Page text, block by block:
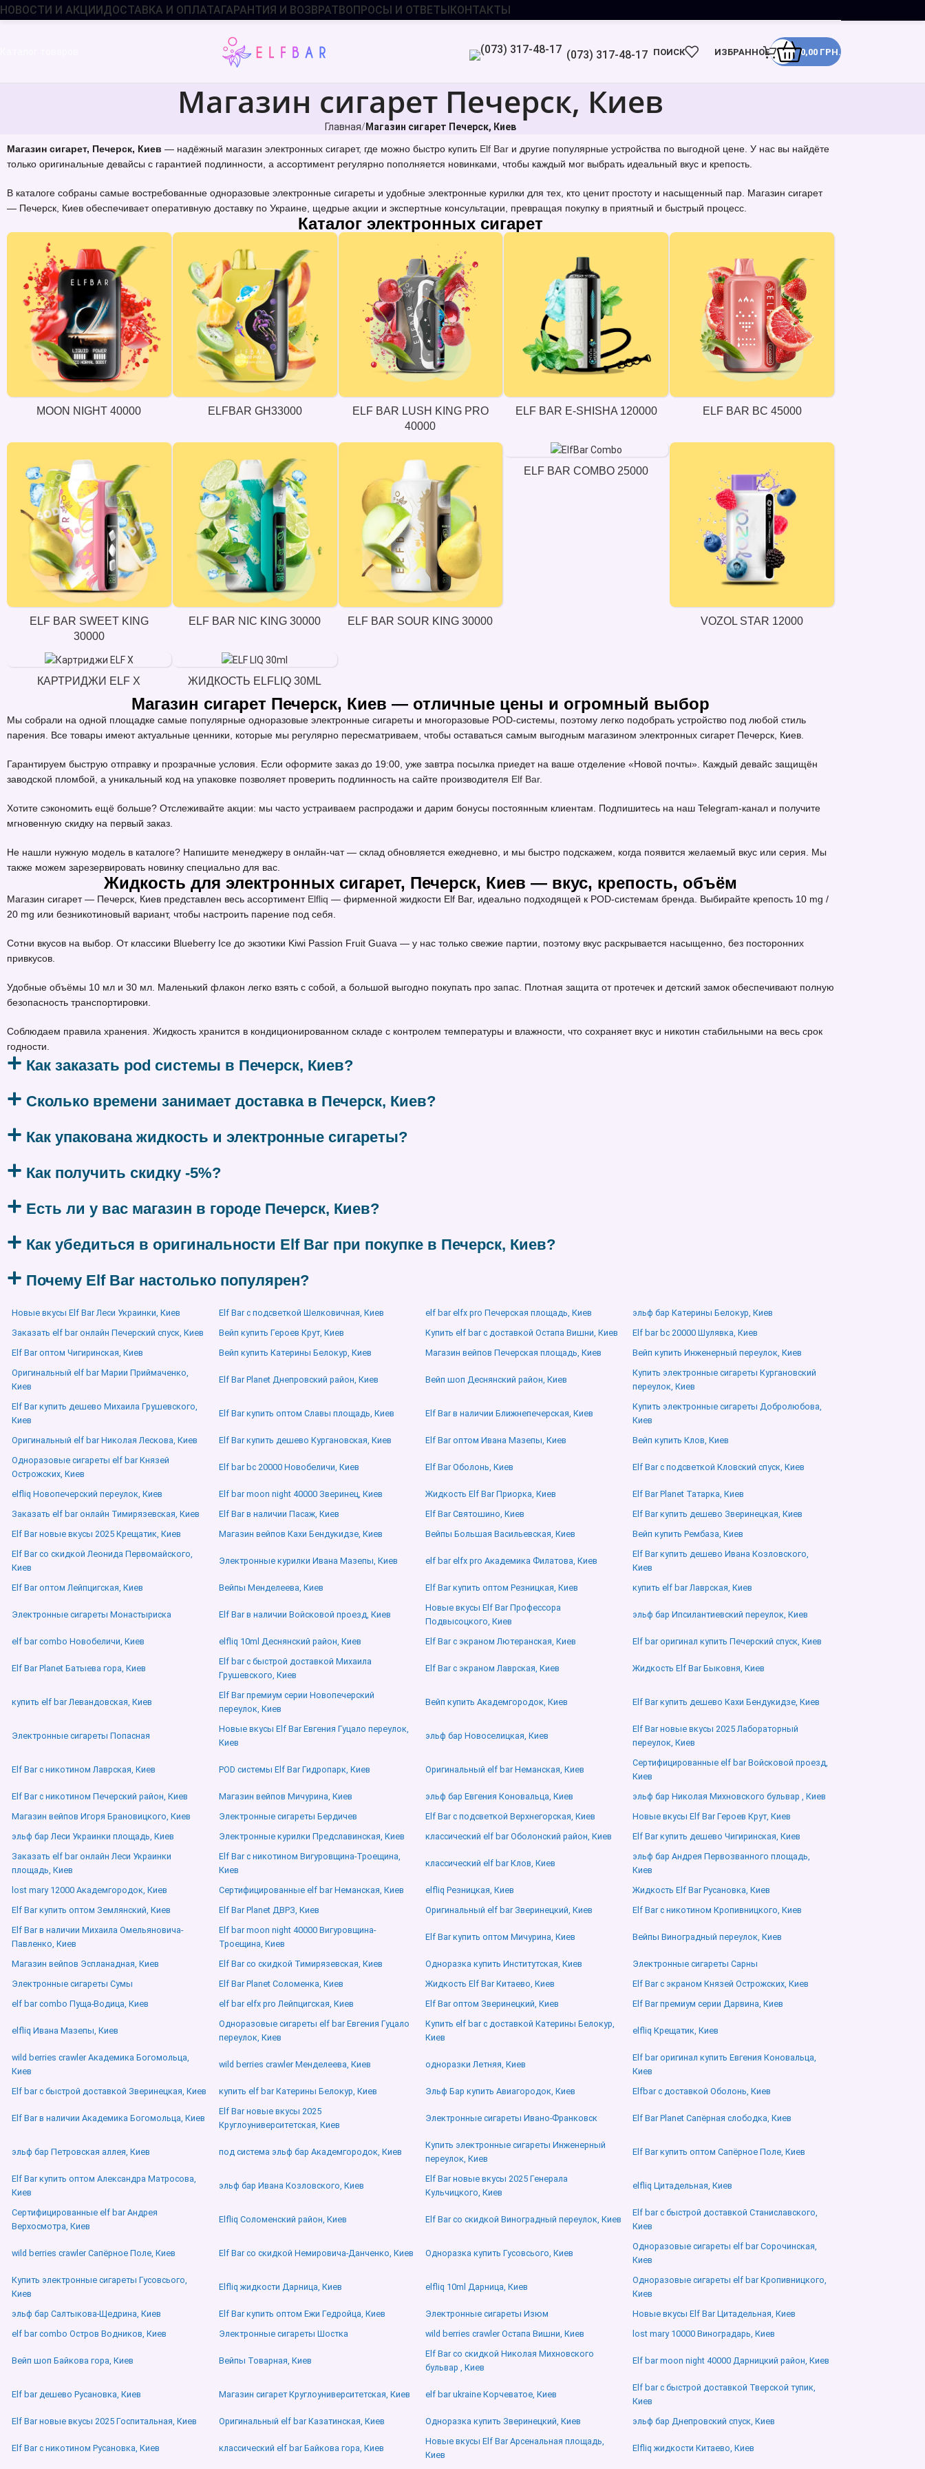
НОВОСТИ И АКЦИИДОСТАВКА И ОПЛАТАГАРАНТИЯ И ВОЗВРАТВОПРОСЫ И ОТВЕТЫКОНТАКТЫ
(073) 317-48-17 ПОИСК ИЗБРАННОЕ 0,00 ГРН.
Магазин сигарет Печерск, Киев
Главная
Магазин сигарет Печерск, Киев
Магазин сигарет, Печерск, Киев — надёжный магазин электронных сигарет, где можно быстро купить Elf Bar и другие популярные устройства по выгодной цене. У нас вы найдёте
только оригинальные девайсы с гарантией подлинности, а ассортимент регулярно пополняется новинками, чтобы каждый мог выбрать идеальный вкус и крепость.
В каталоге собраны самые востребованные одноразовые электронные сигареты и удобные электронные курилки для тех, кто ценит простоту и насыщенный пар. Магазин сигарет
— Печерск, Киев обеспечивает оперативную доставку по Украине, щедрые акции и экспертные консультации, превращая покупку в приятный и быстрый процесс.
Каталог электронных сигарет
MOON NIGHT 40000 ELFBAR GH33000
ELF BAR LUSH KING PRO
40000
ELF BAR E-SHISHA 120000 ELF BAR BC 45000
ELF BAR SWEET KING
30000
ELF BAR NIC KING 30000 ELF BAR SOUR KING 30000
ELF BAR COMBO 25000
VOZOL STAR 12000
КАРТРИДЖИ ELF X ЖИДКОСТЬ ELFLIQ 30ML
Магазин сигарет Печерск, Киев — отличные цены и огромный выбор
Мы собрали на одной площадке самые популярные одноразовые электронные сигареты и многоразовые POD-системы, поэтому легко подобрать устройство под любой стиль
парения. Все товары имеют актуальные ценники, которые мы регулярно пересматриваем, чтобы оставаться самым выгодным магазином электронных сигарет Печерск, Киев.
Гарантируем быструю отправку и прозрачные условия. Если оформите заказ до 19:00, уже завтра посылка приедет на ваше отделение «Новой почты». Каждый девайс защищён
заводской пломбой, а уникальный код на упаковке позволяет проверить подлинность на сайте производителя Elf Bar.
Хотите сэкономить ещё больше? Отслеживайте акции: мы часто устраиваем распродажи и дарим бонусы постоянным клиентам. Подпишитесь на наш Telegram-канал и получите
мгновенную скидку на первый заказ.
Не нашли нужную модель в каталоге? Напишите менеджеру в онлайн-чат — склад обновляется ежедневно, и мы быстро подскажем, когда появится желаемый вкус или серия. Мы
также можем зарезервировать новинку специально для вас.
Жидкость для электронных сигарет, Печерск, Киев — вкус, крепость, объём
Магазин сигарет — Печерск, Киев представлен весь ассортимент Elfliq — фирменной жидкости Elf Bar, идеально подходящей к POD-системам бренда. Выбирайте крепость 10 mg /
20 mg или безникотиновый вариант, чтобы настроить парение под себя.
Сотни вкусов на выбор. От классики Blueberry Ice до экзотики Kiwi Passion Fruit Guava — у нас только свежие партии, поэтому вкус раскрывается насыщенно, без посторонних
привкусов.
Удобные объёмы 10 мл и 30 мл. Маленький флакон легко взять с собой, а большой выгодно покупать про запас. Плотная защита от протечек и детский замок обеспечивают полную
безопасность транспортировки.
Соблюдаем правила хранения. Жидкость хранится в кондиционированном складе с контролем температуры и влажности, что сохраняет вкус и никотин стабильными на весь срок
годности.
Как заказать pod системы в Печерск, Киев?
Сколько времени занимает доставка в Печерск, Киев?
Как упакована жидкость и электронные сигареты?
Как получить скидку -5%?
Есть ли у вас магазин в городе Печерск, Киев?
Как убедиться в оригинальности Elf Bar при покупке в Печерск, Киев?
Почему Elf Bar настолько популярен?
Новые вкусы Elf Bar Леси Украинки, Киев Elf Bar с подсветкой Шелковичная, Киев elf bar elfx pro Печерская площадь, Киев
эльф бар Катерины Белокур, Киев
Заказать elf bar онлайн Печерский спуск, Киев
Вейп купить Героев Крут, Киев Купить elf bar с доставкой Остапа Вишни, Киев
Elf bar bc 20000 Шулявка, Киев
Elf Bar оптом Чигиринская, Киев
Вейп купить Катерины Белокур, Киев Магазин вейпов Печерская площадь, Киев
Вейп купить Инженерный переулок, Киев
Оригинальный elf bar Марии Приймаченко,
Киев
Elf Bar Planet Днепровский район, Киев Вейп шоп Деснянский район, Киев
Купить электронные сигареты Кургановский
переулок, Киев
Elf Bar купить дешево Михаила Грушевского,
Киев
Elf Bar купить оптом Славы площадь, Киев Elf Bar в наличии Ближнепечерская, Киев
Купить электронные сигареты Добролюбова,
Киев
Оригинальный elf bar Николая Лескова, Киев
Elf Bar купить дешево Кургановская, Киев Elf Bar оптом Ивана Мазепы, Киев
Вейп купить Клов, Киев
Одноразовые сигареты elf bar Князей
Острожских, Киев
Elf bar bc 20000 Новобеличи, Киев Elf Bar Оболонь, Киев Elf Bar с подсветкой Кловский спуск, Киев
elfliq Новопечерский переулок, Киев Elf bar moon night 40000 Зверинец, Киев Жидкость Elf Bar Приорка, Киев
Elf Bar Planet Татарка, Киев
Заказать elf bar онлайн Тимирязевская, Киев
Elf Bar в наличии Пасаж, Киев Elf Bar Святошино, Киев
Elf Bar купить дешево Зверинецкая, Киев
Elf Bar новые вкусы 2025 Крещатик, Киев
Магазин вейпов Кахи Бендукидзе, Киев Вейпы Большая Васильевская, Киев
Вейп купить Рембаза, Киев
Elf Bar со скидкой Леонида Первомайского,
Киев
Электронные курилки Ивана Мазепы, Киев elf bar elfx pro Академика Филатова, Киев
Elf Bar купить дешево Ивана Козловского,
Киев
Elf Bar оптом Лейпцигская, Киев
Вейпы Менделеева, Киев Elf Bar купить оптом Резницкая, Киев купить elf bar Лаврская, Киев
Электронные сигареты Монастыриска Elf Bar в наличии Войсковой проезд, Киев
Новые вкусы Elf Bar Профессора
Подвысоцкого, Киев
эльф бар Ипсилантиевский переулок, Киев
elf bar combo Новобеличи, Киев elfliq 10ml Деснянский район, Киев Elf Bar с экраном Лютеранская, Киев Elf bar оригинал купить Печерский спуск, Киев
Elf Bar Planet Батыева гора, Киев
Elf bar с быстрой доставкой Михаила
Грушевского, Киев
Elf Bar с экраном Лаврская, Киев Жидкость Elf Bar Быковня, Киев
купить elf bar Левандовская, Киев
Elf Bar премиум серии Новопечерский
переулок, Киев
Вейп купить Академгородок, Киев Elf Bar купить дешево Кахи Бендукидзе, Киев
Электронные сигареты Попасная
Новые вкусы Elf Bar Евгения Гуцало переулок,
Киев
эльф бар Новоселицкая, Киев
Elf Bar новые вкусы 2025 Лабораторный
переулок, Киев
Elf Bar с никотином Лаврская, Киев POD системы Elf Bar Гидропарк, Киев Оригинальный elf bar Неманская, Киев
Сертифицированные elf bar Войсковой проезд,
Киев
Elf Bar с никотином Печерский район, Киев
Магазин вейпов Мичурина, Киев эльф бар Евгения Коновальца, Киев
эльф бар Николая Михновского бульвар , Киев
Магазин вейпов Игоря Брановицкого, Киев
Электронные сигареты Бердичев Elf Bar с подсветкой Верхнегорская, Киев
Новые вкусы Elf Bar Героев Крут, Киев
эльф бар Леси Украинки площадь, Киев
Электронные курилки Предславинская, Киев классический elf bar Оболонский район, Киев
Elf Bar купить дешево Чигиринская, Киев
Заказать elf bar онлайн Леси Украинки
площадь, Киев
Elf Bar с никотином Вигуровщина-Троещина,
Киев
классический elf bar Клов, Киев
эльф бар Андрея Первозванного площадь,
Киев
lost mary 12000 Академгородок, Киев
Сертифицированные elf bar Неманская, Киев elfliq Резницкая, Киев
Жидкость Elf Bar Русановка, Киев
Elf Bar купить оптом Землянский, Киев
Elf Bar Planet ДВРЗ, Киев Оригинальный elf bar Зверинецкий, Киев
Elf Bar с никотином Кропивницкого, Киев
Elf Bar в наличии Михаила Омельяновича-
Павленко, Киев
Elf bar moon night 40000 Вигуровщина-
Троещина, Киев
Elf Bar купить оптом Мичурина, Киев Вейпы Виноградный переулок, Киев
Магазин вейпов Эспланадная, Киев Elf Bar со скидкой Тимирязевская, Киев Одноразка купить Институтская, Киев
Электронные сигареты Сарны
Электронные сигареты Сумы
Elf Bar Planet Соломенка, Киев Жидкость Elf Bar Китаево, Киев
Elf Bar с экраном Князей Острожских, Киев
elf bar combo Пуща-Водица, Киев
elf bar elfx pro Лейпцигская, Киев Elf Bar оптом Зверинецкий, Киев Elf Bar премиум серии Дарвина, Киев
elfliq Ивана Мазепы, Киев
Одноразовые сигареты elf bar Евгения Гуцало
переулок, Киев
Купить elf bar с доставкой Катерины Белокур,
Киев
elfliq Крещатик, Киев
wild berries crawler Академика Богомольца,
Киев
wild berries crawler Менделеева, Киев одноразки Летняя, Киев
Elf bar оригинал купить Евгения Коновальца,
Киев
Elf bar с быстрой доставкой Зверинецкая, Киев
купить elf bar Катерины Белокур, Киев Эльф Бар купить Авиагородок, Киев Elfbar с доставкой Оболонь, Киев
Elf Bar в наличии Академика Богомольца, Киев
Elf Bar новые вкусы 2025
Круглоуниверситетская, Киев
Электронные сигареты Ивано-Франковск Elf Bar Planet Сапёрная слободка, Киев
эльф бар Петровская аллея, Киев под система эльф бар Академгородок, Киев
Купить электронные сигареты Инженерный
переулок, Киев
Elf Bar купить оптом Сапёрное Поле, Киев
Elf Bar купить оптом Александра Матросова,
Киев
эльф бар Ивана Козловского, Киев
Elf Bar новые вкусы 2025 Генерала
Кульчицкого, Киев
elfliq Цитадельная, Киев
Сертифицированные elf bar Андрея
Верхосмотра, Киев
Elfliq Соломенский район, Киев Elf Bar со скидкой Виноградный переулок, Киев
Elf bar с быстрой доставкой Станиславского,
Киев
wild berries crawler Сапёрное Поле, Киев Elf Bar со скидкой Немировича-Данченко, Киев Одноразка купить Гусовсього, Киев
Одноразовые сигареты elf bar Сорочинская,
Киев
Купить электронные сигареты Гусовсього,
Киев
Elfliq жидкости Дарница, Киев elfliq 10ml Дарница, Киев
Одноразовые сигареты elf bar Кропивницкого,
Киев
эльф бар Салтыкова-Щедрина, Киев
Elf Bar купить оптом Ежи Гедройца, Киев Электронные сигареты Изюм
Новые вкусы Elf Bar Цитадельная, Киев
elf bar combo Остров Водников, Киев
Электронные сигареты Шостка wild berries crawler Остапа Вишни, Киев lost mary 10000 Виноградарь, Киев
Вейп шоп Байкова гора, Киев Вейпы Товарная, Киев
Elf Bar со скидкой Николая Михновского
бульвар , Киев
Elf bar moon night 40000 Дарницкий район, Киев
Elf bar дешево Русановка, Киев Магазин сигарет Круглоуниверситетская, Киев elf bar ukraine Корчеватое, Киев
Elf bar с быстрой доставкой Тверской тупик,
Киев
Elf Bar новые вкусы 2025 Госпитальная, Киев
Оригинальный elf bar Казатинская, Киев Одноразка купить Зверинецкий, Киев эльф бар Днепровский спуск, Киев
Elf Bar с никотином Русановка, Киев классический elf bar Байкова гора, Киев
Новые вкусы Elf Bar Арсенальная площадь,
Киев
Elfliq жидкости Китаево, Киев